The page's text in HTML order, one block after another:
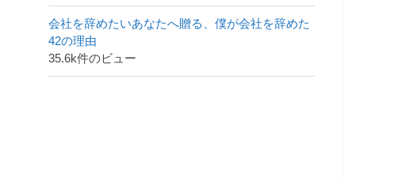
会社を辞めたいあなたへ贈る、僕が会社を辞めた
42の理由
35.6k件のビュー